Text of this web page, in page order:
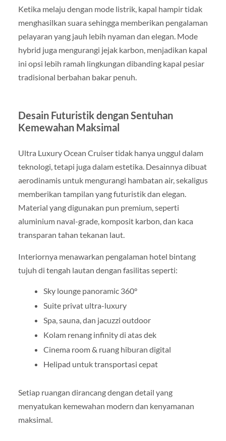
Ketika melaju dengan mode listrik, kapal hampir tidak
menghasilkan suara sehingga memberikan pengalaman
pelayaran yang jauh lebih nyaman dan elegan. Mode
hybrid juga mengurangi jejak karbon, menjadikan kapal
ini opsi lebih ramah lingkungan dibanding kapal pesiar
tradisional berbahan bakar penuh.
Desain Futuristik dengan Sentuhan
Kemewahan Maksimal
Ultra Luxury Ocean Cruiser tidak hanya unggul dalam
teknologi, tetapi juga dalam estetika. Desainnya dibuat
aerodinamis untuk mengurangi hambatan air, sekaligus
memberikan tampilan yang futuristik dan elegan.
Material yang digunakan pun premium, seperti
aluminium naval-grade, komposit karbon, dan kaca
transparan tahan tekanan laut.
Interiornya menawarkan pengalaman hotel bintang
tujuh di tengah lautan dengan fasilitas seperti:
Sky lounge panoramic 360°
Suite privat ultra-luxury
Spa, sauna, dan jacuzzi outdoor
Kolam renang infinity di atas dek
Cinema room & ruang hiburan digital
Helipad untuk transportasi cepat
Setiap ruangan dirancang dengan detail yang
menyatukan kemewahan modern dan kenyamanan
maksimal.